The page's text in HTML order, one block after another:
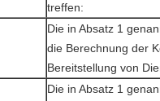
treffen:
Die in Absatz 1
die Berechnung der
Bereitstellung von
Die in Absatz 1